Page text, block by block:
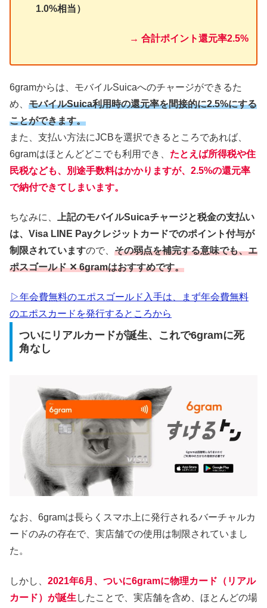
1.0%相当）
→ 合計ポイント還元率2.5%
6gramからは、モバイルSuicaへのチャージができるた
め、 モバイルSuica利用時の還元率を間接的に2.5%にする
ことができます。
また、支払い方法にJCBを選択できるところであれば、
6gramはほとんどどこでも利用でき、 たとえば所得税や住
民税なども、別途手数料はかかりますが、2.5%の還元率
で納付できてしまいます。
ちなみに、
上記のモバイルSuicaチャージと税金の支払い
は、Visa LINE Payクレジットカードでのポイント付与が
制限されていますので、 その弱点を補完する意味でも、エ
ポスゴールド ✕ 6gramはおすすめです。
▷年会費無料のエポスゴールド入手は、まず年会費無料
のエポスカードを発行するところから
ついにリアルカードが誕生、これで6gramに死
角なし
なお、6gramは長らくスマホ上に発行されるバーチャルカ
ードのみの存在で、実店舗での使用は制限されていまし
た。
しかし、 2021年6月、ついに6gramに物理カード（リアル
カード）が誕生 したことで、実店舗を含め、ほとんどの場